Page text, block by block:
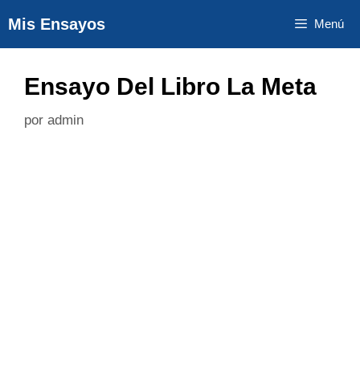
al
contenido
Mis Ensayos Menú
Ensayo Del Libro La Meta
por admin